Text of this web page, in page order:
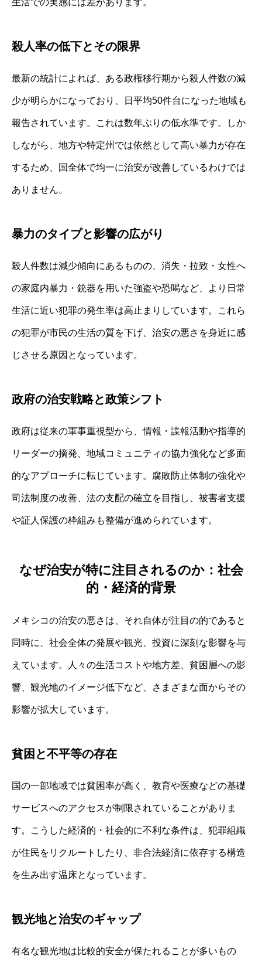
生活での実感には差があります。
殺人率の低下とその限界
最新の統計によれば、ある政権移行期から殺人件数の減
少が明らかになっており、日平均50件台になった地域も
報告されています。これは数年ぶりの低水準です。しか
しながら、地方や特定州では依然として高い暴力が存在
するため、国全体で均一に治安が改善しているわけでは
ありません。
暴力のタイプと影響の広がり
殺人件数は減少傾向にあるものの、消失・拉致・女性へ
の家庭内暴力・銃器を用いた強盗や恐喝など、より日常
生活に近い犯罪の発生率は高止まりしています。これら
の犯罪が市民の生活の質を下げ、治安の悪さを身近に感
じさせる原因となっています。
政府の治安戦略と政策シフト
政府は従来の軍事重視型から、情報・諜報活動や指導的
リーダーの摘発、地域コミュニティの協力強化など多面
的なアプローチに転じています。腐敗防止体制の強化や
司法制度の改善、法の支配の確立を目指し、被害者支援
や証人保護の枠組みも整備が進められています。
なぜ治安が特に注目されるのか：社会
的・経済的背景
メキシコの治安の悪さは、それ自体が注目の的であると
同時に、社会全体の発展や観光、投資に深刻な影響を与
えています。人々の生活コストや地方差、貧困層への影
響、観光地のイメージ低下など、さまざまな面からその
影響が拡大しています。
貧困と不平等の存在
国の一部地域では貧困率が高く、教育や医療などの基礎
サービスへのアクセスが制限されていることがありま
す。こうした経済的・社会的に不利な条件は、犯罪組織
が住民をリクルートしたり、非合法経済に依存する構造
を生み出す温床となっています。
観光地と治安のギャップ
有名な観光地は比較的安全が保たれることが多いもの